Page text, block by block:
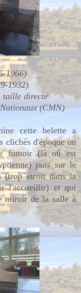
1966)
1932)
taille directe
(CMN)
cette belette a
clichés d'époque on
fumoir (là où est
puis sur le
(trop étroit dans la
l'accueillir) et qui
miroir de la salle à